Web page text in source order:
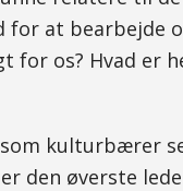
for at bearbejde
for os? Hvad er
kulturbærer
den øverste